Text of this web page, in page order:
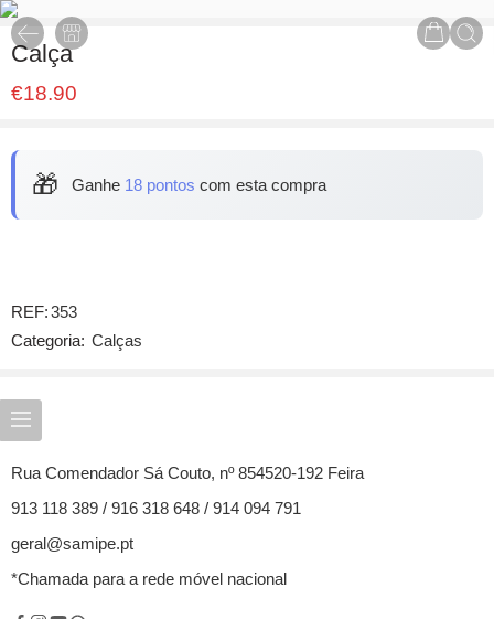
Calça
€18.90
🎁 Ganhe 18 pontos com esta compra
REF:353
Categoria: Calças
Rua Comendador Sá Couto, nº 854520-192 Feira
913 118 389 / 916 318 648 / 914 094 791
geral@samipe.pt
*Chamada para a rede móvel nacional